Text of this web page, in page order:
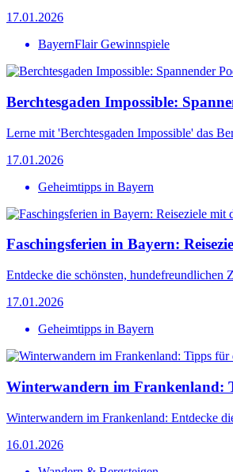
17.01.2026
BayernFlair Gewinnspiele
Berchtesgaden Impossible:
Lerne mit 'Berchtesgaden Impossible' das
17.01.2026
Geheimtipps in Bayern
Faschingsferien in Bayern:
Entdecke die schönsten, hundefreundlichen
17.01.2026
Geheimtipps in Bayern
Winterwandern im Frankenland:
Winterwandern im Frankenland: Entdecke
16.01.2026